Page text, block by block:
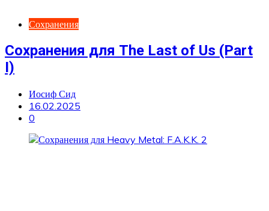
Сохранения
Сохранения для The Last of Us (Part
I)
Иосиф Сид
16.02.2025
0